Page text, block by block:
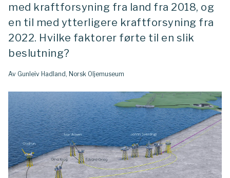
med kraftforsyning fra land fra 2018, og
en til med ytterligere kraftforsyning fra
2022. Hvilke faktorer førte til en slik
beslutning?
Av Gunleiv Hadland, Norsk Oljemuseum